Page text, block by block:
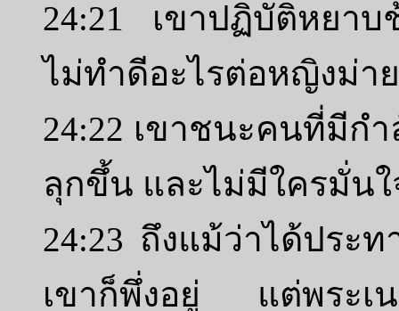
24:21 เขาปฏิบัติหยา
ไม่ทำดีอะไรต่อหญิงม่าย
24:22 เขาชนะคนที่มีก
ลุกขึ้น และไม่มีใครมั่นใ
24:23 ถึงแม้ว่าได้ประ
เขาก็พึ่งอยู่ แต่พระเน